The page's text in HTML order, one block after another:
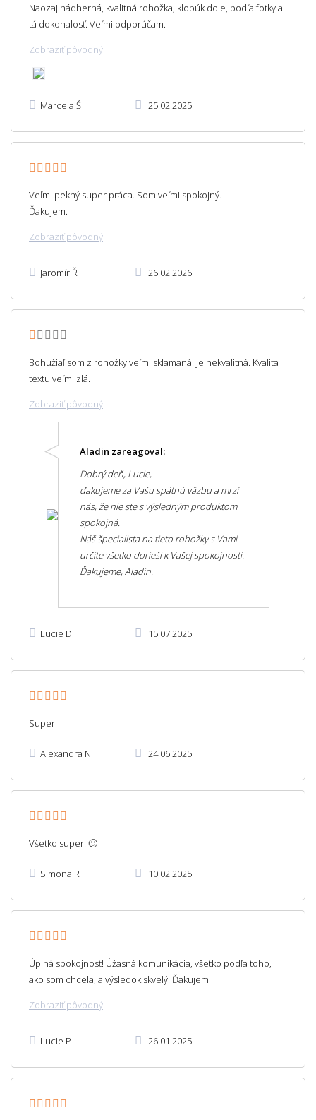
Naozaj nádherná, kvalitná rohožka, klobúk dole, podľa fotky a
tá dokonalosť. Veľmi odporúčam.
Zobraziť pôvodný
Marcela Š 25.02.2025
Veľmi pekný super práca. Som veľmi spokojný.
Ďakujem.
Zobraziť pôvodný
Jaromír Ř 26.02.2026
Bohužiaľ som z rohožky veľmi sklamaná. Je nekvalitná. Kvalita
textu veľmi zlá.
Zobraziť pôvodný
Aladin zareagoval:
Dobrý deň, Lucie,
ďakujeme za Vašu spätnú väzbu a mrzí
nás, že nie ste s výsledným produktom
spokojná.
Náš špecialista na tieto rohožky s Vami
určite všetko dorieši k Vašej spokojnosti.
Ďakujeme, Aladin.
Lucie D 15.07.2025
Super
Alexandra N 24.06.2025
Všetko super. 🙂
Simona R 10.02.2025
Úplná spokojnosť! Úžasná komunikácia, všetko podľa toho,
ako som chcela, a výsledok skvelý! Ďakujem
Zobraziť pôvodný
Lucie P 26.01.2025